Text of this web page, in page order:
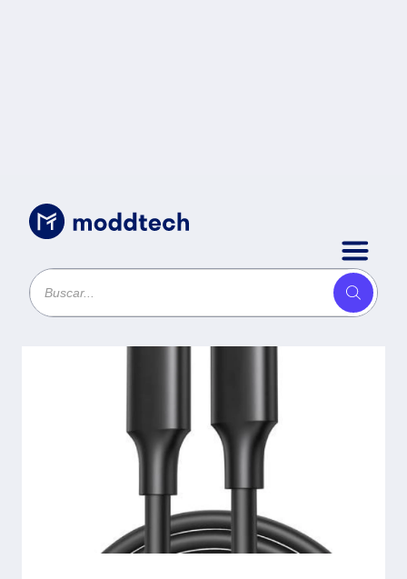
Sin categoría/CABLE USB C V3.2 - TIPO C - 1
6006054